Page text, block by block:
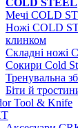
COLD STEEL
Мечі COLD
Ножі COLD
клинком
Складні ножі
Сокири Cold
Тренувальна
Біти й
Tool & Knife